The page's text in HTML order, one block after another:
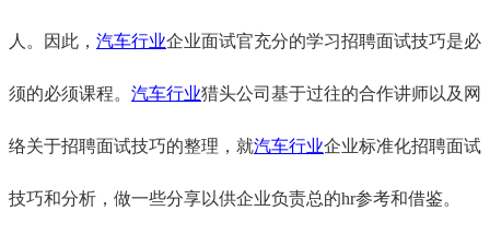
人。因此， 汽车行业企业面试官充分的学习招聘面试技巧是必
须的必须课程。 汽车行业猎头公司基于过往的合作讲师以及网
络关于招聘面试技巧的整理，就汽车行业企业标准化招聘面试
技巧和分析，做一些分享以供企业负责总的hr参考和借鉴。